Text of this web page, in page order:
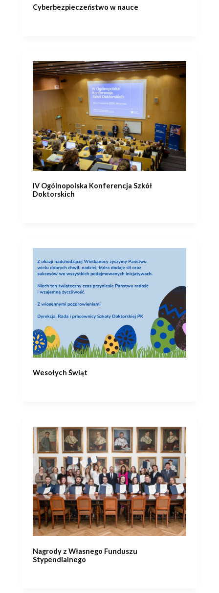
Cyberbezpieczeństwo w nauce
IV Ogólnopolska Konferencja Szkół
Doktorskich
Wesołych Świąt
Nagrody z Własnego Funduszu
Stypendialnego